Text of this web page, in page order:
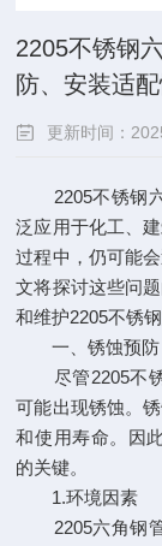
2205不锈钢
防、安装适
更新时间：
2205不锈钢六
泛应用于化工、
过程中，仍可能
文将探讨这些问
和维护2205不锈钢
一、锈蚀预防
尽管2205不锈
可能出现锈蚀。
和使用寿命。因
的关键。
1.环境因素
2205六角钢管